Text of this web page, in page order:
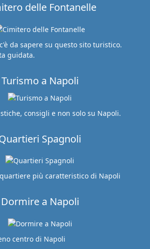
delle Fontanelle
da sapere su questo sito turistico.
guidata.
Turismo a Napoli
consigli e non solo su Napoli.
Spagnoli
più caratteristico di Napoli
Dormire a Napoli
centro di Napoli